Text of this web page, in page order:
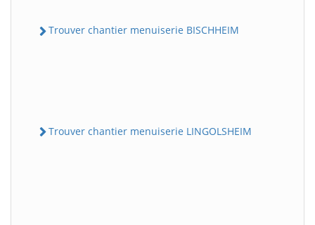
Trouver chantier menuiserie BISCHHEIM
Trouver chantier menuiserie LINGOLSHEIM